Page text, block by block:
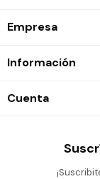
Empresa
Información
Cuenta